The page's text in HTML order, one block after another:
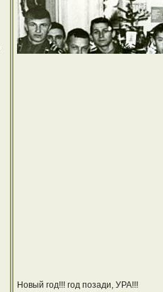
Новый год!!! год позади, УРА!!!